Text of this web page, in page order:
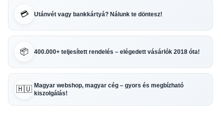
💳 Utánvét vagy bankkártyá? Nálunk te döntesz!
📦 400.000+ teljesített rendelés – elégedett vásárlók 2018 óta!
🇭🇺 Magyar webshop, magyar cég – gyors és megbízható
kiszolgálás!